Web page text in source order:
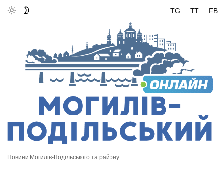
FB
TT
TG
Новини Могилів-Подільського та району